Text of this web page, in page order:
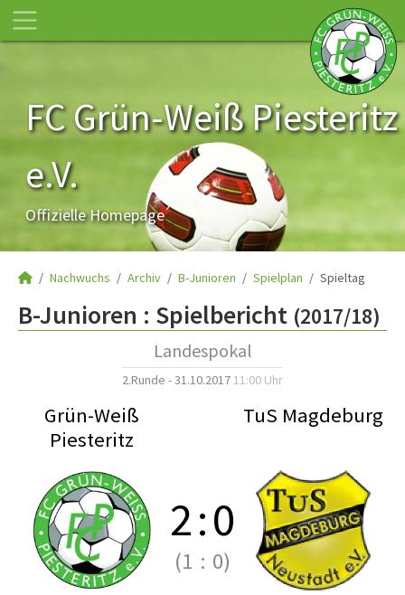
FC Grün-Weiß Piesteritz
e.V.
Offizielle Homepage
Nachwuchs Archiv B-Junioren Spielplan Spieltag
B-Junioren : Spielbericht (2017/18)
Landespokal
2.Runde - 31.10.2017 11:00 Uhr
Grün-Weiß
Piesteritz
TuS Magdeburg
2:0
(1 : 0)